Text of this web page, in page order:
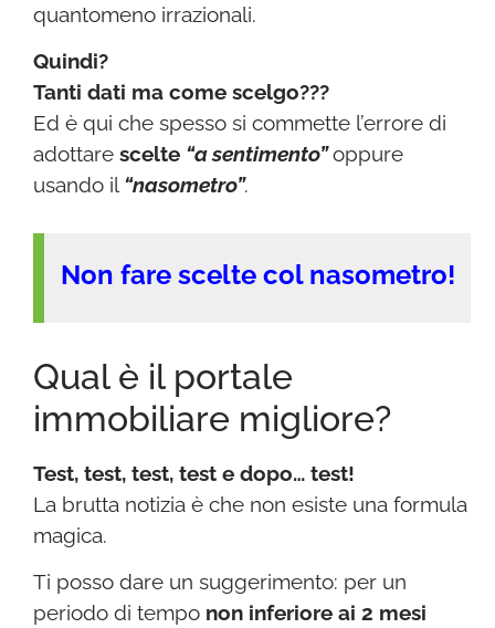
quantomeno irrazionali.
Quindi?
Tanti dati ma come scelgo???
Ed è qui che spesso si commette l’errore di
adottarescelte “a sentimento”oppure
usando il “nasometro”.
Non fare scelte col nasometro!
Qual è il portale
immobiliare migliore?
Test, test, test, test e dopo… test!
La brutta notizia è che non esiste una formula
magica.
Ti posso dare un suggerimento: per un
periodo di tempo non inferiore ai 2 mesi